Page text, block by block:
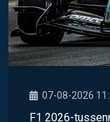
07-08-2026
F1 2026-